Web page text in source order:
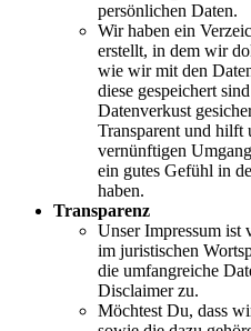
persönlichen Daten.
Wir haben ein
erstellt, in dem wir
wie wir mit den
diese gespeichert
Datenverkust
Transparent und hilft
vernünftigen
ein gutes Gefühl in
haben.
Transparenz
Unser Impressum ist
im juristischen
die umfangreiche
Disclaimer zu.
Möchtest Du, dass